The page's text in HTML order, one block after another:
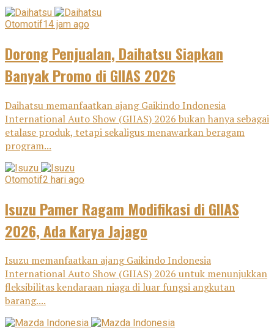
Otomotif14 jam ago
Dorong Penjualan, Daihatsu Siapkan
Banyak Promo di GIIAS 2026
Daihatsu memanfaatkan ajang Gaikindo Indonesia
International Auto Show (GIIAS) 2026 bukan hanya sebagai
etalase produk, tetapi sekaligus menawarkan beragam
program...
Otomotif2 hari ago
Isuzu Pamer Ragam Modifikasi di GIIAS
2026, Ada Karya Jajago
Isuzu memanfaatkan ajang Gaikindo Indonesia
International Auto Show (GIIAS) 2026 untuk menunjukkan
fleksibilitas kendaraan niaga di luar fungsi angkutan
barang....